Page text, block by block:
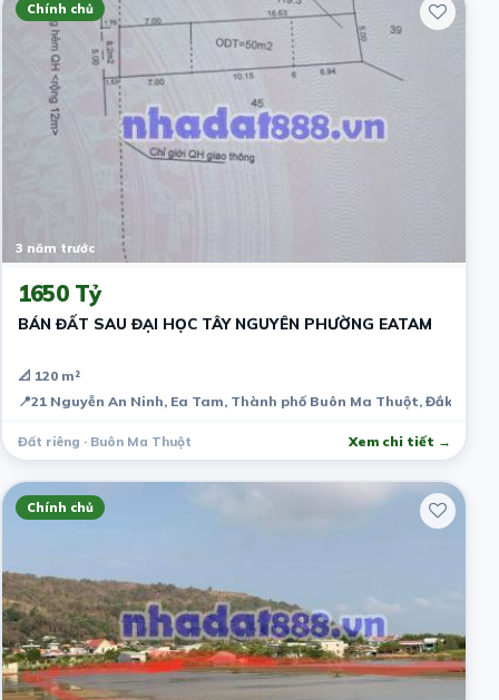
Chính chủ
3 năm trước
1650 Tỷ
BÁN ĐẤT SAU ĐẠI HỌC TÂY NGUYÊN PHƯỜNG EATAM
📐 120 m²
📍21 Nguyễn An Ninh, Ea Tam, Thành phố Buôn Ma Thuột, Đắk Lắk,
Đất riêng · Buôn Ma Thuột Xem chi tiết →
Chính chủ